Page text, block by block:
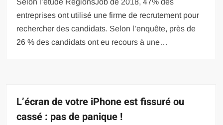
Selon l’étude RegionsJob de 2018, 47% des
entreprises ont utilisé une firme de recrutement pour
rechercher des candidats. Selon l’enquête, près de
26 % des candidats ont eu recours à une…
L’écran de votre iPhone est fissuré ou
cassé : pas de panique !